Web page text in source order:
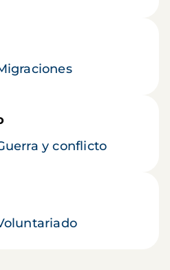
y conflicto